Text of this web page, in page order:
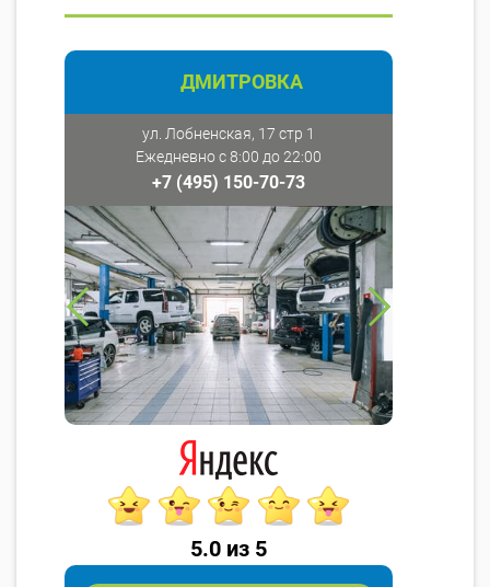
ДМИТРОВКА
ул. Лобненская, 17 стр 1
Ежедневно с 8:00 до 22:00
+7 (495) 150-70-73
5.0 из 5